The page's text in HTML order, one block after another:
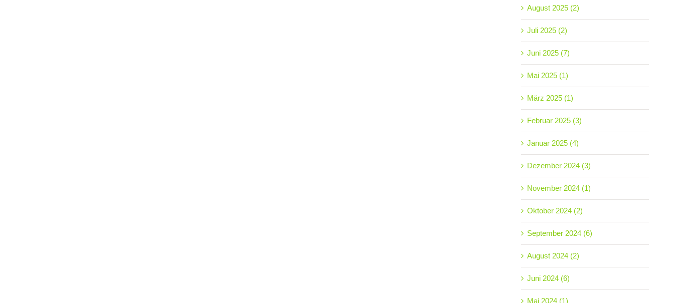
August 2025 (2)
Juli 2025 (2)
Juni 2025 (7)
Mai 2025 (1)
März 2025 (1)
Februar 2025 (3)
Januar 2025 (4)
Dezember 2024 (3)
November 2024 (1)
Oktober 2024 (2)
September 2024 (6)
August 2024 (2)
Juni 2024 (6)
Mai 2024 (1)